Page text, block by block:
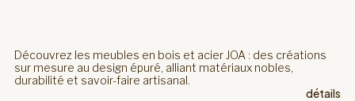
Découvrez les meubles en bois et acier JOA : des créations
sur mesure au design épuré, alliant matériaux nobles,
durabilité et savoir-faire artisanal.
détails